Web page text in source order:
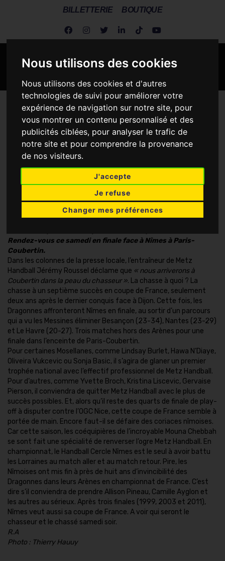
Nous utilisons des cookies
Nous utilisons des cookies et d'autres
technologies de suivi pour améliorer votre
expérience de navigation sur notre site, pour
vous montrer un contenu personnalisé et des
publicités ciblées, pour analyser le trafic de
notre site et pour comprendre la provenance
de nos visiteurs.
J'accepte
Je refuse
Changer mes préférences
BILLETTERIE BOUTIQUE
Metz Handball > Actus Dragonnes > Les Dragonnes / A la une
CDF : Metz veut sa septième coupe !
CDF : METZ VEUT SA
SEPTIÈME COUPE !
24 AVRIL 2015
Deux ans après un succès à Bercy face à Dijon, Metz
Rendez-vous ce samedi en finale face à Nîmes à Paris-
Coubertin.
Dans les colonnes de la presse locale, l’entraîneur de Metz
Handball Jérémy Roussel déclame que « nous arriverons à
Coubertin dans la peau du chasseur ». La chasse à quoi ? La
chasse à un septième succès en coupe de France, seulement
deux ans après le dernier conquis face à Dijon. Cette fois, les
Dragonnes affronteront Nîmes en finale, au sortir d’un parcours
qui a vu les Messines éliminer Besançon (23-34), Nantes (23-29)
et Le Havre (20-27). Trois matches hors des Arènes pour une
finale dans l’enceinte de Paris-Coubertin.
Pour certaines Mosellanes, comme Lindsay Burlet, Hawa N’Diaye,
Oliveira Vukcevic ou Sonja Basic, il s’agira de glaner un premier
trophée national avec l’effectif professionnel de Metz Handball.
Pour d’autres, comme Yvette Broch, Kristina Liscevic, Gervaise
Pierson, il conviendra de quitter Metz Handball avec le plus de
succès possibles. Et, alors qu’il reste des quarts de finale de play-
off à disputer contre l’OGC Nice, cette coupe de France semble à
portée de main. Encore faut-il se défaire des coriaces nîmoises.
Car cette saison, les coéquipières de l’incroyable Mouna Chebbah
se sont fait une spécialité de renverser l’ogre Metz Handball. En
championnat, le Handball Cercle Nîmes est le seul à avoir battu
les Lorraines au match aller et au match retour. Pire, les
Nîmoises ont mis fin à près de huit ans d’invincibilité des
Dragonnes dans leurs Arènes en championnat de France. C’est
dire s’il conviendra de prendre Allison Pineau, Camille Ayglon et
les autres au sérieux. Après trois finales (1999, 2003 et 2011),
Nîmes veut aussi sa coupe de France. A voir qui seront le
chasseur et le chassé samedi soir.
R.A
Photo : Thierry Hauuy